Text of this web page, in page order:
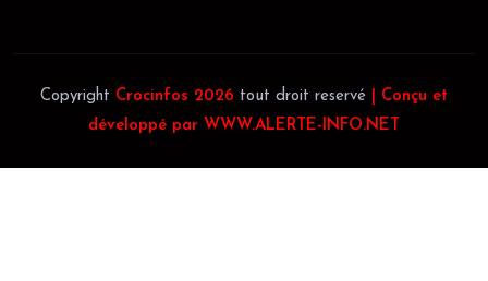
Copyright Crocinfos 2026 tout droit reservé
| Conçu et
développé par WWW.ALERTE-INFO.NET